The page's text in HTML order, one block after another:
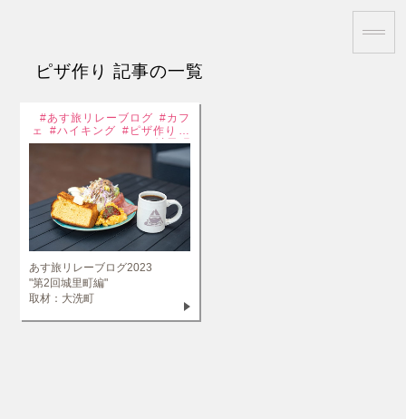
ピザ作り 記事の一覧
あす旅リレーブログ
カフ
ェ
ハイキング
ピザ作り
城里町
あす旅リレーブログ2023
"第2回城里町編"
取材：大洗町